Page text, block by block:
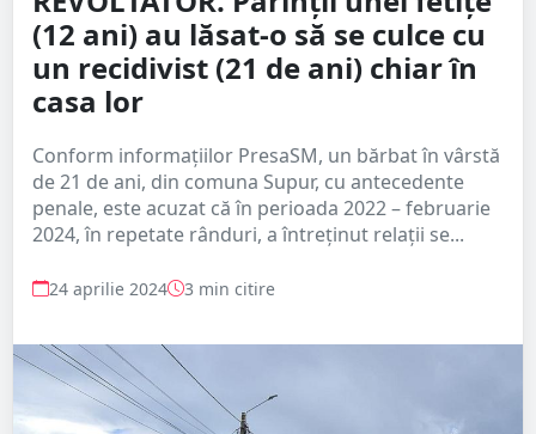
(12 ani) au lăsat-o să se culce cu
un recidivist (21 de ani) chiar în
casa lor
Conform informațiilor PresaSM, un bărbat în vârstă
de 21 de ani, din comuna Supur, cu antecedente
penale, este acuzat că în perioada 2022 – februarie
2024, în repetate rânduri, a întreținut relații se...
24 aprilie 2024 3 min citire